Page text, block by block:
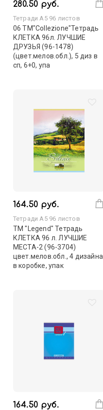
280.50 руб.
Тетради А5 96 листов
06 ТМ"Collezione"Тетрадь
КЛЕТКА 96л. ЛУЧШИЕ
ДРУЗЬЯ (96-1478)
(цвет.мелов.обл.), 5 диз в
сп, 6+0, упа
164.50 руб.
Тетради А5 96 листов
TM "Legend" Тетрадь
КЛЕТКА 96 л. ЛУЧШИЕ
МЕСТА-2 (96-3704)
цвет.мелов.обл., 4 дизайна
в коробке, упак
164.50 руб.